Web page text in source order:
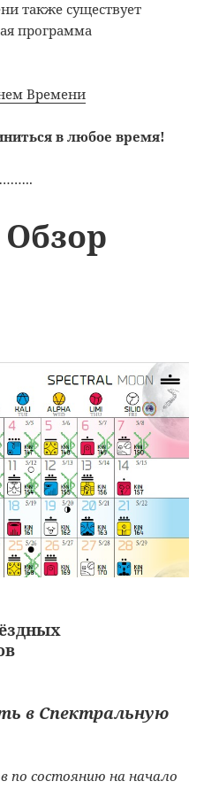
также существует
программа
Времени
в любое время!
в Спектральную
по состоянию на начало